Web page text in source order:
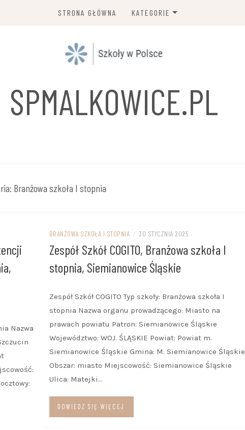
STRONA GŁÓWNA KATEGORIE
GIMNAZJUM
OŚWIATOWYCH
BRANŻOWA SZKOŁA I STOPNIA
ZASADNICZA SZKOŁA
PEDAGOGICZNA
SPMALKOWICE.PL
Branżowa szkoła I stopnia
Nazwa
BRANŻOWA SZKOŁA I STOPNIA / 30 STYCZNIA 2025
Zespół Szkół COGITO, Branżowa szkoła I
stopnia, Siemianowice Śląskie
Zespół Szkół COGITO Typ szkoły: Branżowa szkoła I
stopnia Nazwa organu prowadzącego: Miasto na
prawach powiatu Patron: Siemianowice Śląskie
Województwo: WOJ. ŚLĄSKIE Powiat: Powiat m.
Siemianowice Śląskie Gmina: M. Siemianowice Śląskie
Obszar: miasto Miejscowość: Siemianowice Śląskie
Ulica: Matejki…
DOWIEDZ SIĘ WIĘCEJ